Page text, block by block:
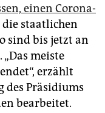
einen Corona-
staatlichen
sind bis jetzt an
meiste
erzählt
des Präsidiums
bearbeitet.